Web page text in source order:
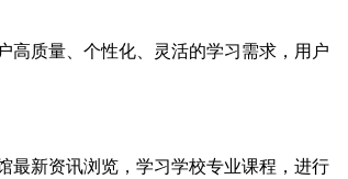
高质量、个性化、灵活的学习需求，用户
最新资讯浏览，学习学校专业课程，进行